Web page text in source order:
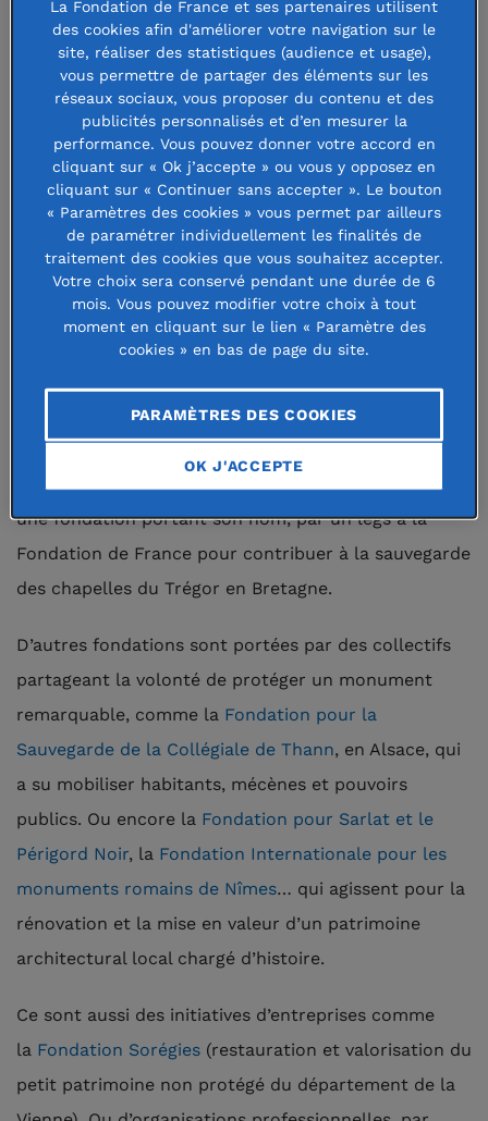
participent au financement des travaux de
restauration du patrimoine, partout en France,
qu’elles œuvrent au profit de constructions très
anciennes, d’œuvres d’art ou de patrimoine industriel
plus récent.
Nombre de ces organisations émanent de
particuliers passionnés, comme Jean-Claude Fillaud,
un amoureux des arts très attaché à son Berry natal,
qui a fondé « Dilecta » en 2018. Cette fondation
abritée à la Fondation de France s’attache à mettre
patrimoine religieux, des constructions rurales ou
commémoratives dans les régions de l’Indre et la
Vienne. Ou comme Pierre Delestre qui a désiré créer
une fondation portant son nom, par un legs à la
Fondation de France pour contribuer à la sauvegarde
des chapelles du Trégor en Bretagne.
D’autres fondations sont portées par des collectifs
partageant la volonté de protéger un monument
remarquable, comme la Fondation pour la
Sauvegarde de la Collégiale de Thann, en Alsace, qui
a su mobiliser habitants, mécènes et pouvoirs
publics. Ou encore la Fondation pour Sarlat et le
Périgord Noir, la Fondation Internationale pour les
monuments romains de Nîmes… qui agissent pour la
rénovation et la mise en valeur d’un patrimoine
architectural local chargé d’histoire.
Ce sont aussi des initiatives d’entreprises comme
la Fondation Sorégies (restauration et valorisation du
petit patrimoine non protégé du département de la
La Fondation de France et ses partenaires utilisent
des cookies afin d'améliorer votre navigation sur le
site, réaliser des statistiques (audience et usage),
vous permettre de partager des éléments sur les
réseaux sociaux, vous proposer du contenu et des
publicités personnalisés et d’en mesurer la
performance. Vous pouvez donner votre accord en
cliquant sur « Ok j’accepte » ou vous y opposez en
cliquant sur « Continuer sans accepter ». Le bouton
« Paramètres des cookies » vous permet par ailleurs
de paramétrer individuellement les finalités de
traitement des cookies que vous souhaitez accepter.
Votre choix sera conservé pendant une durée de 6
mois. Vous pouvez modifier votre choix à tout
moment en cliquant sur le lien « Paramètre des
cookies » en bas de page du site.
PARAMÈTRES DES COOKIES
OK J'ACCEPTE